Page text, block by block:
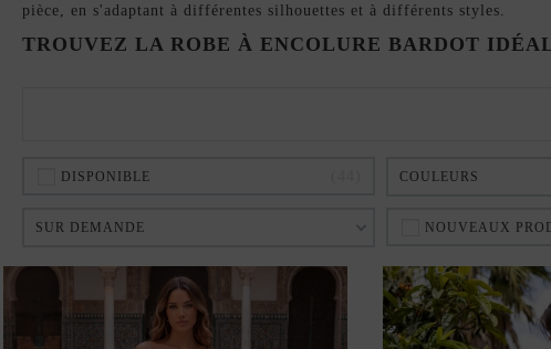
pièce, en s'adaptant à différentes silhouettes et à différents styles.
TROUVEZ LA ROBE À ENCOLURE BARDOT
DISPONIBLE COULEURS
SUR DEMANDE NOUVEAUX